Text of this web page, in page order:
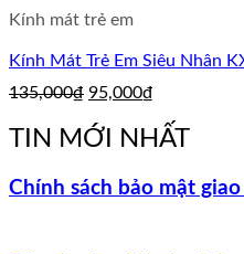
Kính mát trẻ em
Kính Mát Trẻ Em Siêu Nhân
135,000₫ Giá
là:
95,000₫
tại
95,000₫.
TIN MỚI NHẤT
Chính sách bảo mật